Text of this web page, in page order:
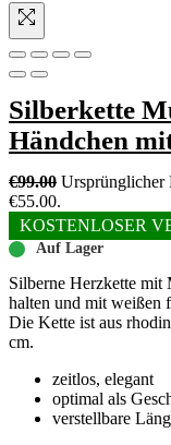
Silberkette
Händchen
€99.00 Ursprünglicher
€55.00.
KOSTENLOSER
Auf Lager
Silberne Herzkette mit
halten und mit weißen
Die Kette ist aus
cm.
zeitlos, elegant
optimal als
verstellbare